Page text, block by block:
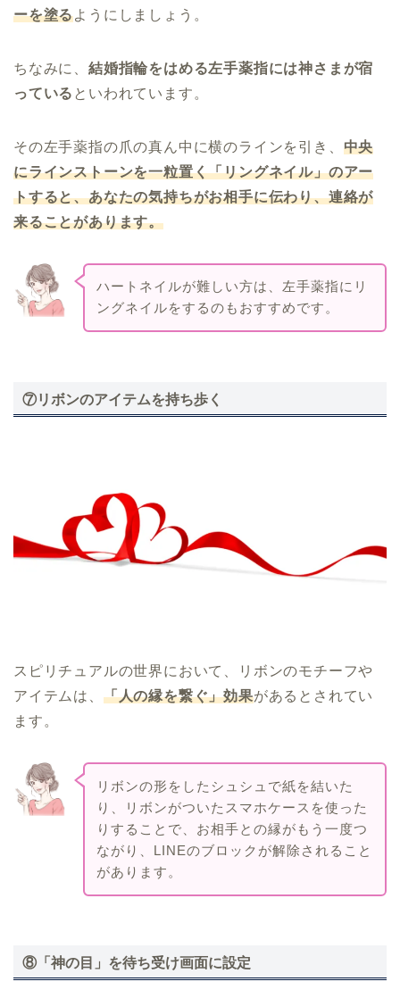
ーを塗るようにしましょう。
ちなみに、 結婚指輪をはめる左手薬指には神さまが宿
っている といわれています。
その左手薬指の爪の真ん中に横のラインを引き、 中央
にラインストーンを一粒置く「リングネイル」のアー
トすると、あなたの気持ちがお相手に伝わり、連絡が
来ることがあります。
ハートネイルが難しい方は、左手薬指にリ
ングネイルをするのもおすすめです。
⑦リボンのアイテムを持ち歩く
スピリチュアルの世界において、リボンのモチーフや
アイテムは、 「人の縁を繋ぐ」効果があるとされてい
ます。
リボンの形をしたシュシュで紙を結いた
り、リボンがついたスマホケースを使った
りすることで、お相手との縁がもう一度つ
ながり、LINEのブロックが解除されること
があります。
⑧「神の目」を待ち受け画面に設定